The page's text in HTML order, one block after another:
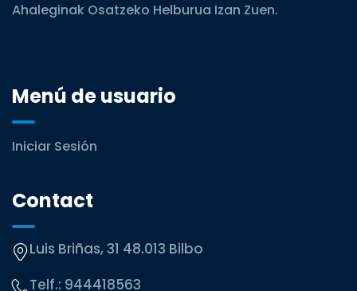
Ahaleginak Osatzeko Helburua Izan Zuen.
Menú de usuario
Iniciar Sesión
Contact
Luis Briñas, 31 48.013 Bilbo
Telf.: 944418563